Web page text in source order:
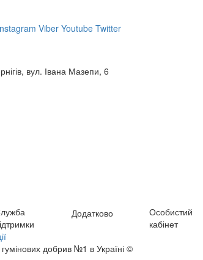
Viber Youtube Twitter
вул. Івана Мазепи, 6
Додатково
Особистий
кабінет
добрив №1 в Україні ©